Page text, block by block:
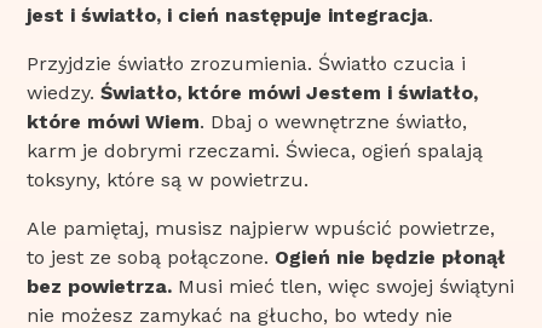
jest i światło, i cień następuje integracja.
Przyjdzie światło zrozumienia. Światło czucia i
wiedzy.Światło, które mówi Jestem i światło,
które mówi Wiem. Dbaj o wewnętrzne światło,
karm je dobrymi rzeczami. Świeca, ogień spalają
toksyny, które są w powietrzu.
Ale pamiętaj, musisz najpierw wpuścić powietrze,
to jest ze sobą połączone. Ogień nie będzie płonął
bez powietrza. Musi mieć tlen, więc swojej świątyni
nie możesz zamykać na głucho, bo wtedy nie